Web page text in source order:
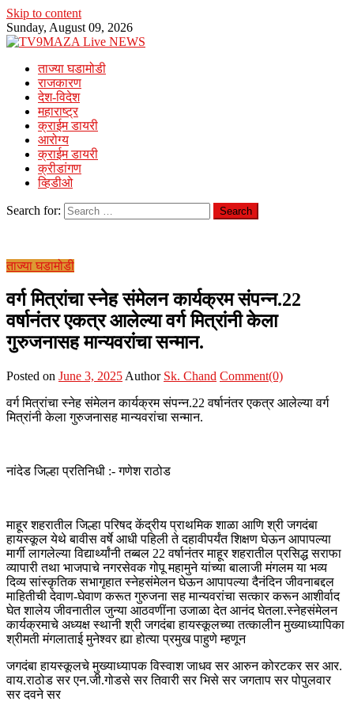
Skip to content
Sunday, August 09, 2026
ताज्या घडामोडी
राजकारण
देश-विदेश
महाराष्ट्र
क्राईम डायरी
आरोग्य
क्राईम डायरी
क्रीडांगण
व्हिडीओ
Search for:
ताज्या घडामोडी
वर्ग मित्रांचा स्नेह संमेलन कार्यक्रम संपन्न.22
वर्षानंतर एकत्र आलेल्या वर्ग मित्रांनी केला
गुरुजनासह मान्यवरांचा सन्मान.
Posted on June 3, 2025 Author Sk. Chand Comment(0)
वर्ग मित्रांचा स्नेह संमेलन कार्यक्रम संपन्न.22 वर्षानंतर एकत्र आलेल्या वर्ग
मित्रांनी केला गुरुजनासह मान्यवरांचा सन्मान.
नांदेड जिल्हा प्रतिनिधी :- गणेश राठोड
माहूर शहरातील जिल्हा परिषद केंद्रीय प्राथमिक शाळा आणि श्री जगदंबा
हायस्कूल येथे बावीस वर्षे आधी पहिली ते दहावीपर्यंत शिक्षण घेऊन आपापल्या
मार्गी लागलेल्या विद्यार्थ्यांनी तब्बल 22 वर्षानंतर माहूर शहरातील प्रसिद्ध सराफा
व्यापारी तथा भाजपाचे नगरसेवक गोपू महामुने यांच्या बालाजी मंगलम या भव्य
दिव्य सांस्कृतिक सभागृहात स्नेहसंमेलन घेऊन आपापल्या दैनंदिन जीवनाबद्दल
माहितीची देवाण-घेवाण करूत गुरुजना सह मान्यवरांचा सत्कार करून आशीर्वाद
घेत शालेय जीवनातील जुन्या आठवणींना उजाळा देत आनंद घेतला.स्नेहसंमेलन
कार्यक्रमाचे अध्यक्ष स्थानी श्री जगदंबा हायस्कूलच्या तत्कालीन मुख्याध्यापिका
श्रीमती मंगलाताई मुनेश्वर ह्या होत्या प्रमुख पाहुणे म्हणून
जगदंबा हायस्कूलचे मुख्याध्यापक विस्वाश जाधव सर आरुन कोरटकर सर आर.
वाय.राठोड सर एन.जी.गोडसे सर तिवारी सर भिसे सर जगताप सर पोपुलवार
सर दवने सर